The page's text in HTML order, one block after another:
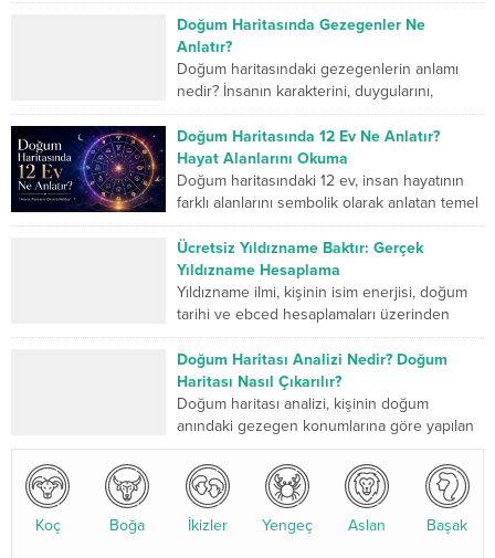
Doğum Haritasında Gezegenler Ne
Anlatır?
Doğum haritasındaki gezegenlerin anlamı
nedir? İnsanın karakterini, duygularını,
düşünme biçimini, ilişkilerini, mücadele
gücünü ve yaşam yolculuğunda geliştirmesi
gereken yönlerini sembolik...
Doğum Haritasında 12 Ev Ne Anlatır?
Hayat Alanlarını Okuma
Doğum haritasındaki 12 ev, insan hayatının
farklı alanlarını sembolik olarak anlatan temel
bölümlerdir. Birinci ev kişinin dış dünyaya
sunduğu kimliği...
Ücretsiz Yıldızname Baktır: Gerçek
Yıldızname Hesaplama
Yıldızname ilmi, kişinin isim enerjisi, doğum
tarihi ve ebced hesaplamaları üzerinden
yapılan kadim bir değerlendirme sistemidir.
Son yıllarda özellikle yıldızname...
Doğum Haritası Analizi Nedir? Doğum
Haritası Nasıl Çıkarılır?
Doğum haritası analizi, kişinin doğum
anındaki gezegen konumlarına göre yapılan
analiz, karakter yapısı, ilişkiler, kariyer...
Koç Boğa İkizler Yengeç Aslan Başak